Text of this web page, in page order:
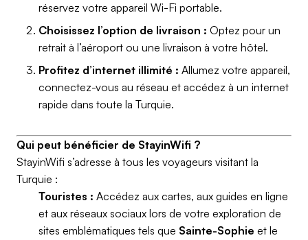
réservez votre appareil Wi-Fi portable.
Choisissez l’option de livraison : Optez pour un
retrait à l’aéroport ou une livraison à votre hôtel.
Profitez d’internet illimité : Allumez votre appareil,
connectez-vous au réseau et accédez à un internet
rapide dans toute la Turquie.
Qui peut bénéficier de StayinWifi ?
StayinWifi s’adresse à tous les voyageurs visitant la
Turquie :
Touristes : Accédez aux cartes, aux guides en ligne
et aux réseaux sociaux lors de votre exploration de
sites emblématiques tels que Sainte-Sophie et le